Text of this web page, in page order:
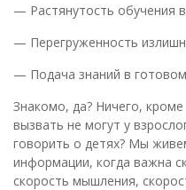
— Растянутость обучения
— Перегруженность
— Подача знаний в
Знакомо, да? Ничего,
вызвать не могут у
говорить о детях? Мы
информации, когда важна
скорость мышления,